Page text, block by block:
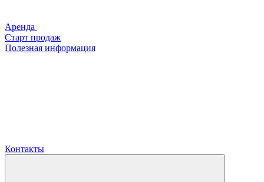
Аренда
Старт продаж
Полезная информация
Контакты